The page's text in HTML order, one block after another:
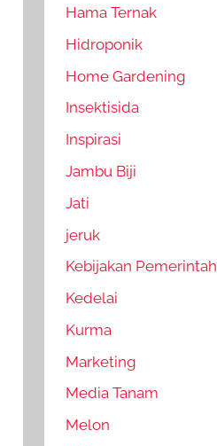
Hama Ternak
Hidroponik
Home Gardening
Insektisida
Inspirasi
Jambu Biji
Jati
jeruk
Kebijakan Pemerintah
Kedelai
Kurma
Marketing
Media Tanam
Melon